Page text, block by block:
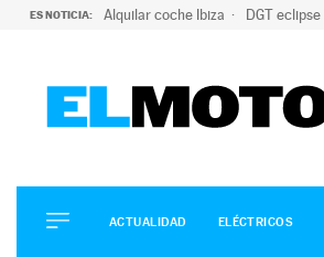
ES NOTICIA: Alquilar coche Ibiza DGT eclipse
ELÉCTRICOS
CONDUCIR
ACTUALIDAD ELÉCTRICOS